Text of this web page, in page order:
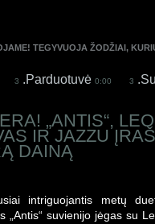
TEGYVUOJA ŽODŽIAI,
3 .Parduotuvė 0:00 3
„ANTIS“,
IR JAZZU
DAINĄ
intriguojantis metų
„Antis“ suvienijo jėgas su